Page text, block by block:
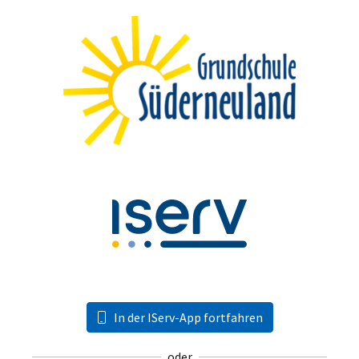
In der IServ-App fortfahren